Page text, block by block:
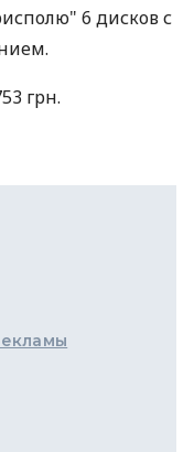
6 дисков с
грн.